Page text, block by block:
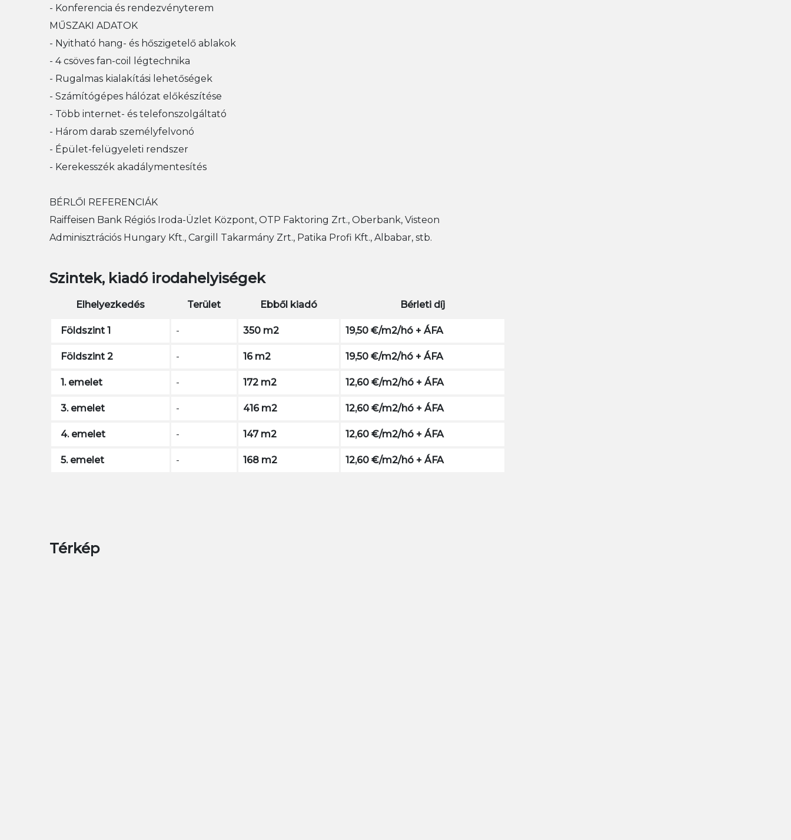
- Konferencia és rendezvényterem
MŰSZAKI ADATOK
- Nyitható hang- és hőszigetelő ablakok
- 4 csöves fan-coil légtechnika
- Rugalmas kialakítási lehetőségek
- Számítógépes hálózat előkészítése
- Több internet- és telefonszolgáltató
- Három darab személyfelvonó
- Épület-felügyeleti rendszer
- Kerekesszék akadálymentesítés
BÉRLŐI REFERENCIÁK
Raiffeisen Bank Régiós Iroda-Üzlet Központ, OTP Faktoring Zrt., Oberbank, Visteon
Adminisztrációs Hungary Kft., Cargill Takarmány Zrt., Patika Profi Kft., Albabar, stb.
Szintek, kiadó irodahelyiségek
Elhelyezkedés Terület Ebből kiadó Bérleti díj
Földszint 1 - 350 m2 19,50 €/m2/hó + ÁFA
Földszint 2 - 16 m2 19,50 €/m2/hó + ÁFA
1. emelet - 172 m2 12,60 €/m2/hó + ÁFA
3. emelet - 416 m2 12,60 €/m2/hó + ÁFA
4. emelet - 147 m2 12,60 €/m2/hó + ÁFA
5. emelet - 168 m2 12,60 €/m2/hó + ÁFA
Térkép